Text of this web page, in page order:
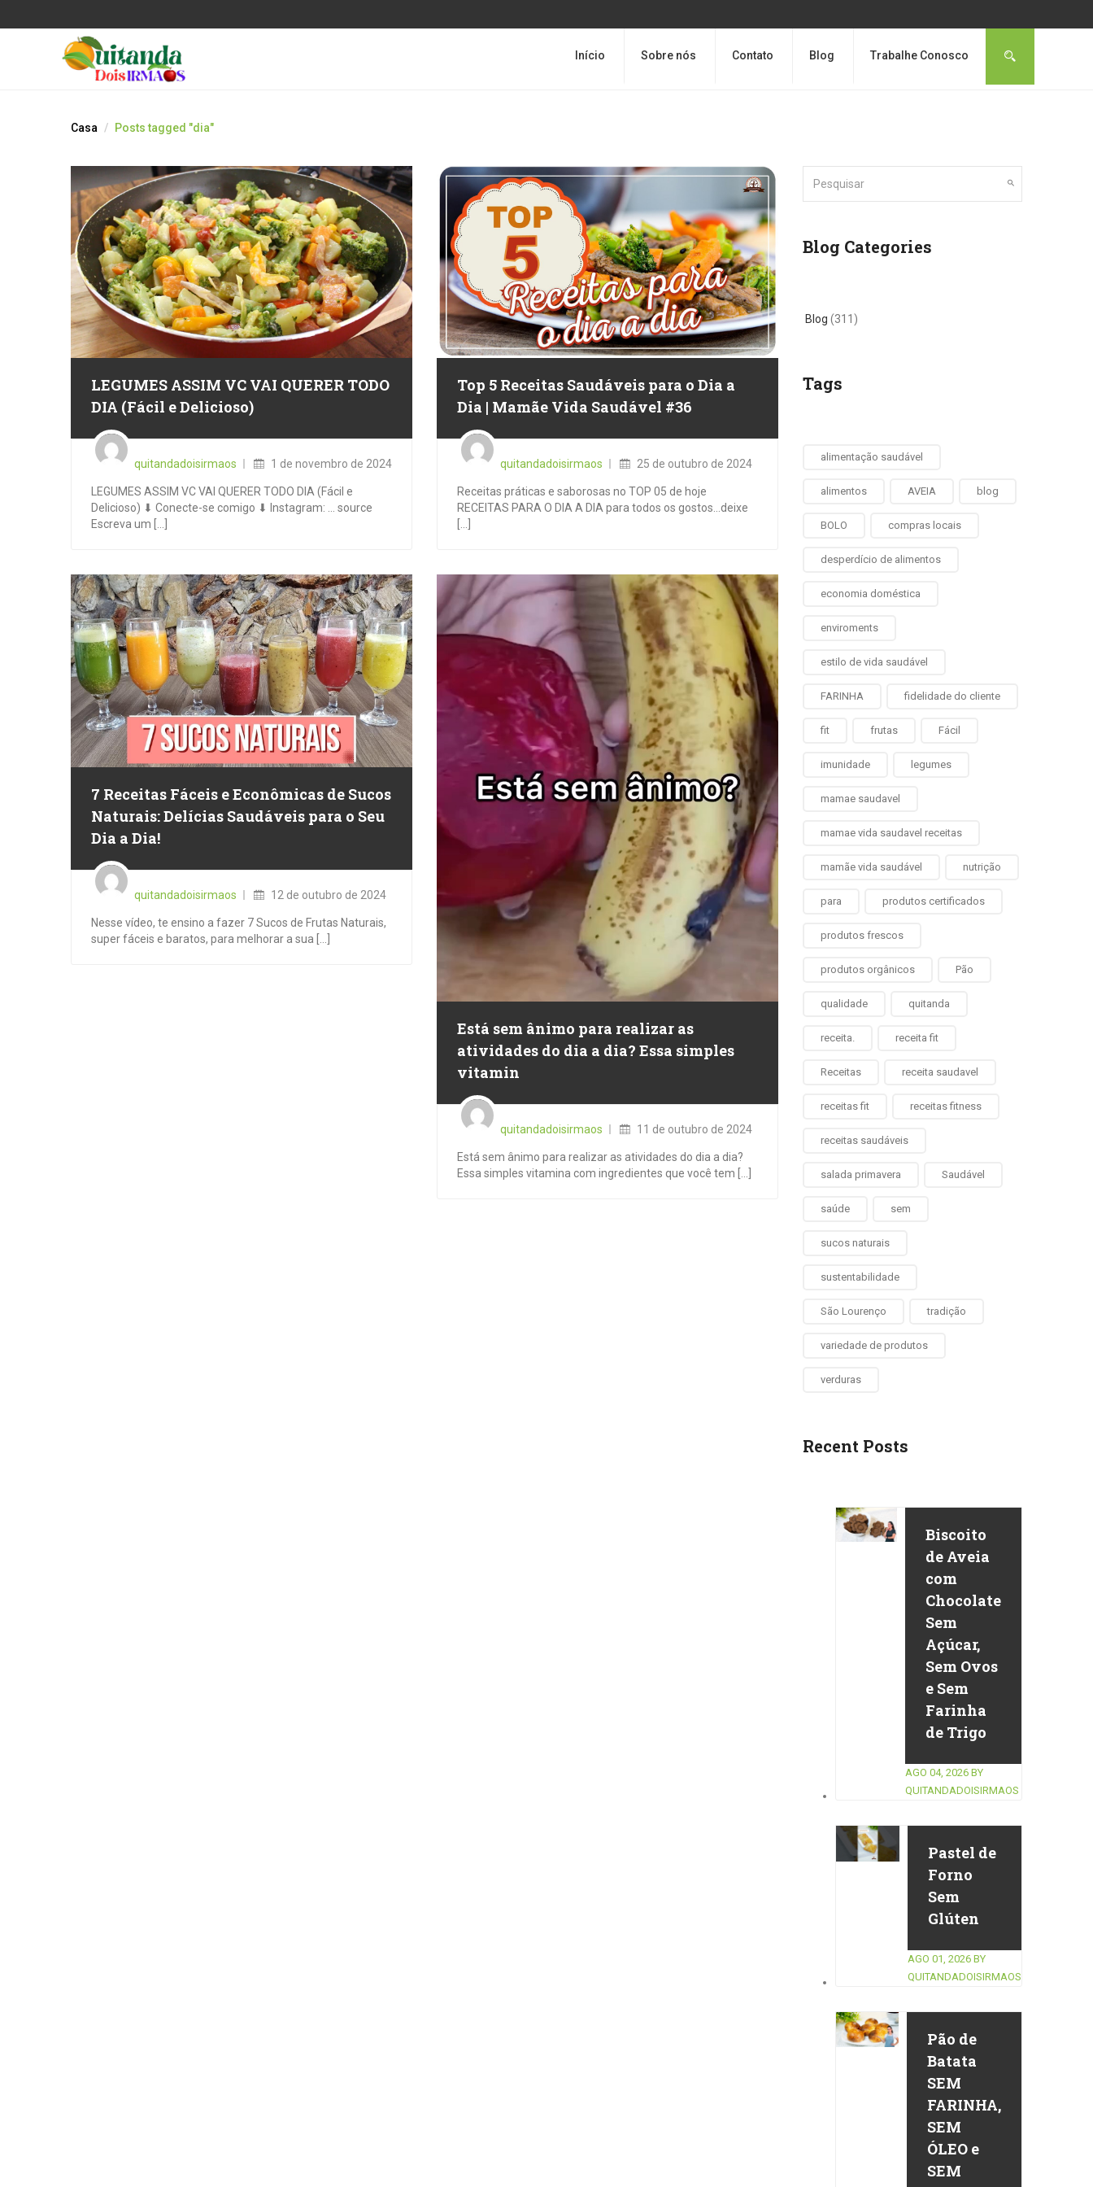
Início Sobre nós Contato Blog Trabalhe Conosco
Casa Posts tagged "dia"
LEGUMES ASSIM VC VAI QUERER TODO
DIA (Fácil e Delicioso)
quitandadoisirmaos
Posted
on
1 de novembro de 2024
LEGUMES ASSIM VC VAI QUERER TODO DIA (Fácil e
Delicioso) ⬇ Conecte-se comigo ⬇ Instagram: … source
Escreva um [...]
Top 5 Receitas Saudáveis para o Dia a
Dia | Mamãe Vida Saudável #36
quitandadoisirmaos
Posted
on
25 de outubro de 2024
Receitas práticas e saborosas no TOP 05 de hoje
RECEITAS PARA O DIA A DIA para todos os gostos…deixe
[...]
7 Receitas Fáceis e Econômicas de Sucos
Naturais: Delícias Saudáveis para o Seu
Dia a Dia!
quitandadoisirmaos
Posted
on
12 de outubro de 2024
Nesse vídeo, te ensino a fazer 7 Sucos de Frutas Naturais,
super fáceis e baratos, para melhorar a sua [...]
Está sem ânimo para realizar as
atividades do dia a dia? Essa simples
vitamin
quitandadoisirmaos
Posted
on
11 de outubro de 2024
Está sem ânimo para realizar as atividades do dia a dia?
Essa simples vitamina com ingredientes que você tem [...]
Blog Categories
Blog (311)
Tags
alimentação saudável
alimentos AVEIA blog
BOLO compras locais
desperdício de alimentos
economia doméstica
enviroments
estilo de vida saudável
FARINHA fidelidade do cliente
fit frutas Fácil
imunidade legumes
mamae saudavel
mamae vida saudavel receitas
mamãe vida saudável nutrição
para produtos certificados
produtos frescos
produtos orgânicos Pão
qualidade quitanda
receita. receita fit
Receitas receita saudavel
receitas fit receitas fitness
receitas saudáveis
salada primavera Saudável
saúde sem
sucos naturais
sustentabilidade
São Lourenço tradição
variedade de produtos
verduras
Recent Posts
Biscoito
de Aveia
com
Chocolate
Sem
Açúcar,
Sem Ovos
e Sem
Farinha
de Trigo
AGO 04, 2026 BY
QUITANDADOISIRMAOS
Pastel de
Forno
Sem
Glúten
AGO 01, 2026 BY
QUITANDADOISIRMAOS
Pão de
Batata
SEM
FARINHA,
SEM
ÓLEO e
SEM